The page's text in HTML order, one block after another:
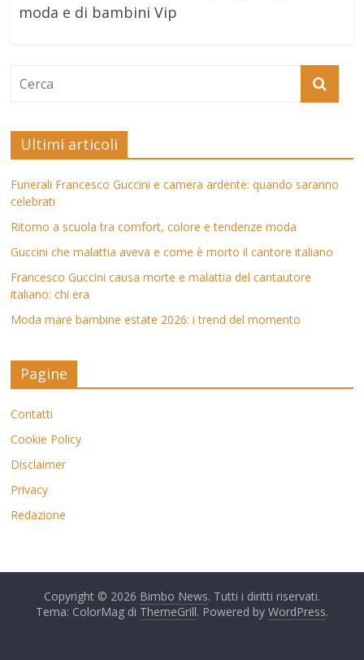
moda e di bambini Vip
Ultimi articoli
Funerali Francesco Guccini e camera ardente: quando saranno
celebrati
Ritorno a scuola tra comfort, colore e tendenze moda
Guccini che malattia aveva e come è morto il cantore italiano
Francesco Guccini causa morte e malattia del cantautore
italiano: chi era
Moda mare bambine estate 2026: i trend del momento
Pagine
Contatti
Cookie Policy
Disclaimer
Privacy
Redazione
Copyright © 2026 Bimbo News. Tutti i diritti riservati.
Tema: ColorMag di ThemeGrill. Powered by WordPress.